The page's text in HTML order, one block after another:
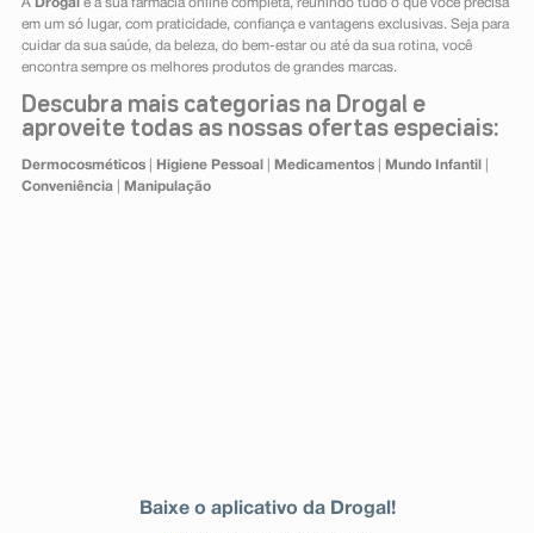
A Drogal é a sua farmácia online completa, reunindo tudo o que você precisa
em um só lugar, com praticidade, confiança e vantagens exclusivas. Seja para
cuidar da sua saúde, da beleza, do bem-estar ou até da sua rotina, você
encontra sempre os melhores produtos de grandes marcas.
Descubra mais categorias na Drogal e
aproveite todas as nossas ofertas especiais:
Dermocosméticos| Higiene Pessoal Medicamentos| Mundo Infantil
Conveniência| Manipulação
Baixe o aplicativo da Drogal!